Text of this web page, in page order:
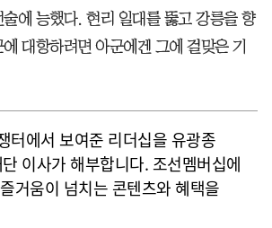
에 능했다. 현리 일대를 뚫고 강릉을 향
대항하려면 아군에겐 그에 걸맞은 기
터에서 보여준 리더십을 유광종
이사가 해부합니다. 조선멤버십에
거움이 넘치는 콘텐츠와 혜택을